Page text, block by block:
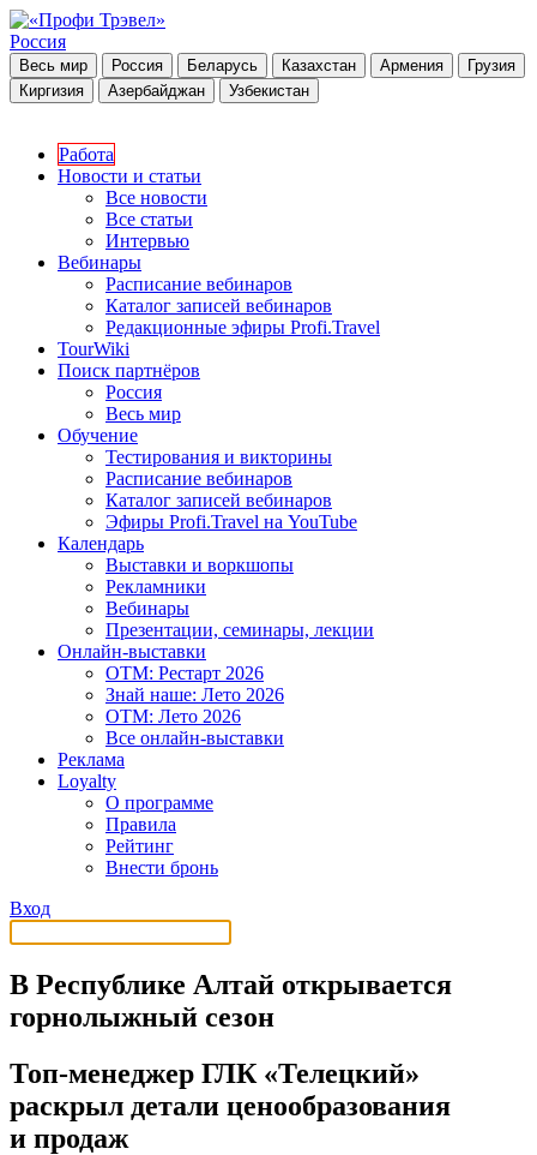
Россия
Весь мир Россия Беларусь Казахстан Армения
Грузия
Киргизия
Азербайджан Узбекистан
Работа
Новости и статьи
Все новости
Все статьи
Интервью
Вебинары
Расписание вебинаров
Каталог записей вебинаров
Редакционные эфиры Profi.Travel
TourWiki
Поиск партнёров
Россия
Весь мир
Обучение
Тестирования и викторины
Расписание вебинаров
Каталог записей вебинаров
Эфиры Profi.Travel на YouTube
Календарь
Выставки и воркшопы
Рекламники
Вебинары
Презентации, семинары, лекции
Онлайн-выставки
OTM: Рестарт 2026
Знай наше: Лето 2026
OTM: Лето 2026
Все онлайн-выставки
Реклама
Loyalty
О программе
Правила
Рейтинг
Внести бронь
Вход
В Республике Алтай открывается
горнолыжный сезон
Топ-менеджер ГЛК «Телецкий»
раскрыл детали ценообразования
и продаж